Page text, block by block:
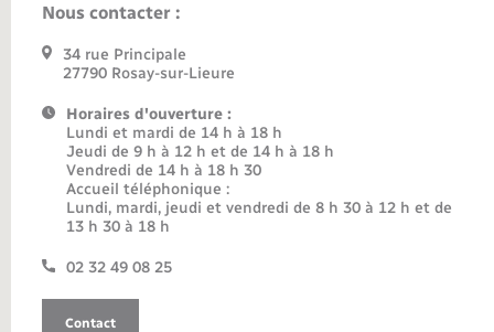
Nous contacter :
34 rue Principale
27790 Rosay-sur-Lieure
Horaires d'ouverture :
Lundi et mardi de 14 h à 18 h
Jeudi de 9 h à 12 h et de 14 h à 18 h
Vendredi de 14 h à 18 h 30
Accueil téléphonique :
Lundi, mardi, jeudi et vendredi de 8 h 30 à 12 h et de
13 h 30 à 18 h
02 32 49 08 25
Contact